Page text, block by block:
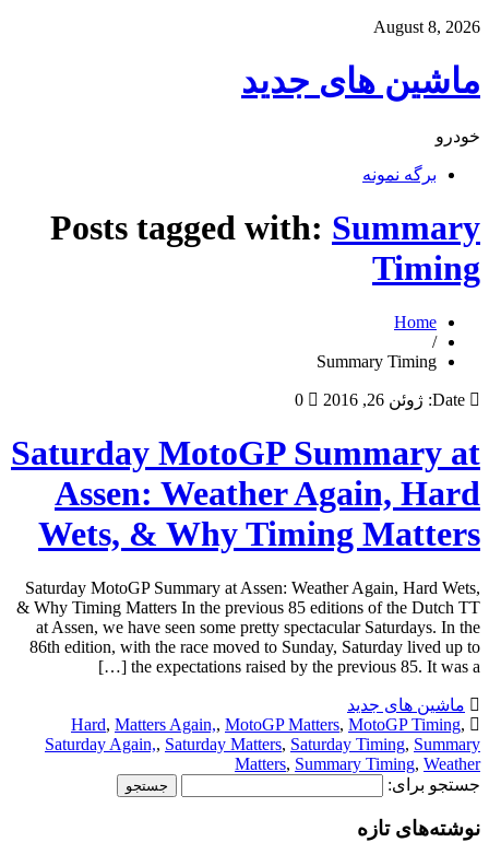
August 8, 2026
ماشین های جدید
خودرو
برگه نمونه
Posts tagged with: Summary
Timing
Home
/
Summary Timing
Date: ژوئن 26, 2016 0
Saturday MotoGP Summary at
Assen: Weather Again, Hard
Wets, & Why Timing Matters
Saturday MotoGP Summary at Assen: Weather Again, Hard Wets,
& Why Timing Matters In the previous 85 editions of the Dutch TT
at Assen, we have seen some pretty spectacular Saturdays. In the
86th edition, with the race moved to Sunday, Saturday lived up to
the expectations raised by the previous 85. It was a […]
ماشین های جدید
Hard, Matters Again,, MotoGP Matters, MotoGP Timing,
Saturday Again,, Saturday Matters, Saturday Timing, Summary
Matters, Summary Timing, Weather
جستجو برای:
نوشته‌های تازه